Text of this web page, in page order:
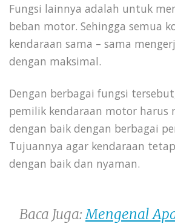
Fungsi lainnya adalah untuk
beban motor. Sehingga semua
kendaraan sama – sama
dengan maksimal.
Dengan berbagai fungsi
pemilik kendaraan motor harus
dengan baik dengan berbagai
Tujuannya agar kendaraan
dengan baik dan nyaman.
Baca Juga: Mengenal